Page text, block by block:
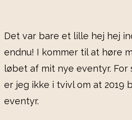
Det var bare et lille hej hej
endnu! I kommer til at høre
løbet af mit nye eventyr. For
er jeg ikke i tvivl om at 2019
eventyr.